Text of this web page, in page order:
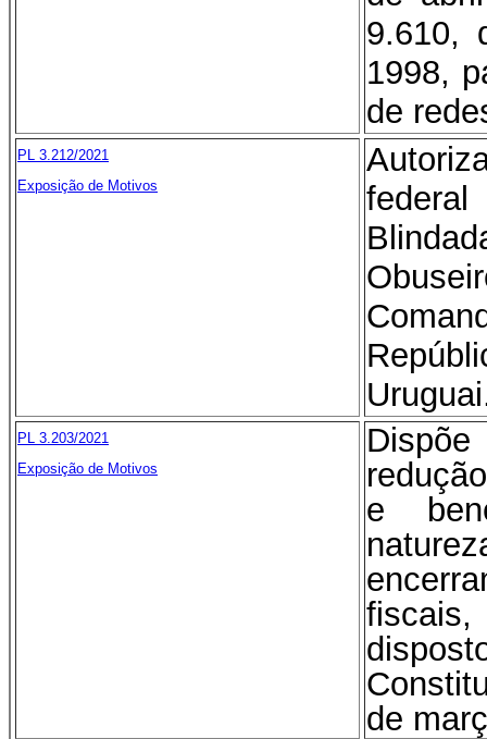
9.610,
1998,
de
PL 3.212/2021
Exposição de Motivos
PL 3.203/2021
Exposição de Motivos
e
de